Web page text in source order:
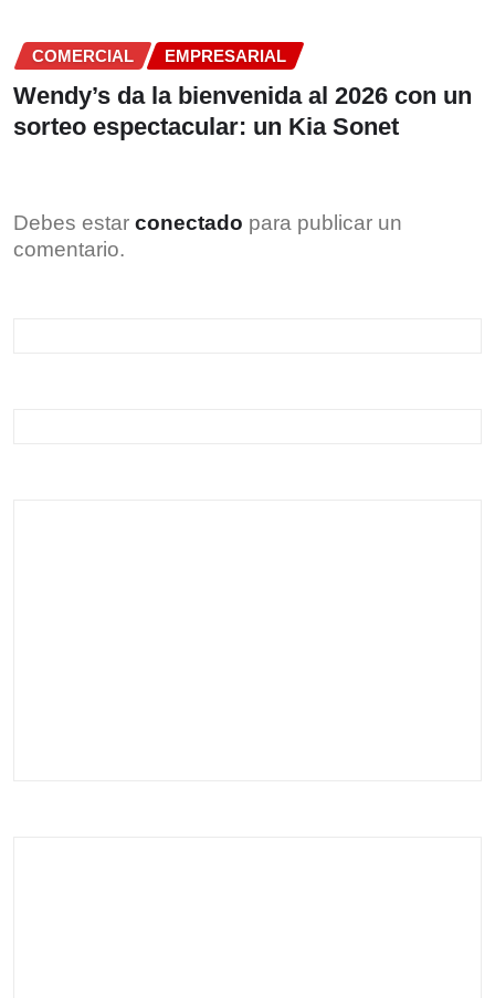
COMERCIAL EMPRESARIAL
Wendy’s da la bienvenida al 2026 con un
sorteo espectacular: un Kia Sonet
Debes estar conectado para publicar un
comentario.